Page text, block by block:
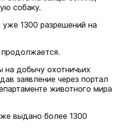
собаку.
1300 разрешений на
на добычу охотничьих
заявление через портал
животного мира
выдано более 1300